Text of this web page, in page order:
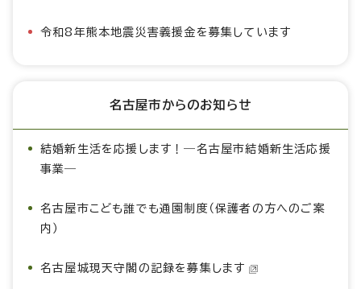
令和8年熊本地震災害義援金を募集しています
名古屋市からのお知らせ
結婚新生活を応援します！―名古屋市結婚新生活応援
事業―
名古屋市こども誰でも通園制度（保護者の方へのご案
内）
名古屋城現天守閣の記録を募集します